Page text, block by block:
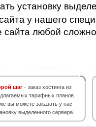
установку
у нашего
сайта любой
шаг - заказ хостинга из
тарифных планов.
вы можете заказать у нас
выделенного сервера.